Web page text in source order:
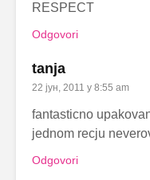
RESPECT
Odgovori
tanja
22 јун, 2011 у 8:55 am
fantasticno
jednom recju
Odgovori